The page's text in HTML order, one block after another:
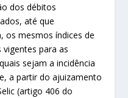
dos débitos
até que
os mesmos índices de
para as
sejam a incidência
a partir do ajuizamento
(artigo 406 do